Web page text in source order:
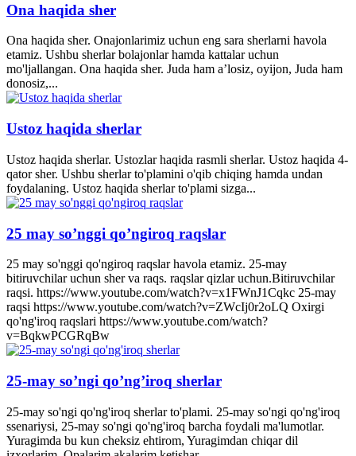
Ona haqida sher
Ona haqida sher. Onajonlarimiz uchun eng sara sherlarni havola
etamiz. Ushbu sherlar bolajonlar hamda kattalar uchun
mo'ljallangan. Ona haqida sher. Juda ham a’losiz, oyijon, Juda ham
donosiz,...
Ustoz haqida sherlar
Ustoz haqida sherlar. Ustozlar haqida rasmli sherlar. Ustoz haqida 4-
qator sher. Ushbu sherlar to'plamini o'qib chiqing hamda undan
foydalaning. Ustoz haqida sherlar to'plami sizga...
25 may so’nggi qo’ngiroq raqslar
25 may so'nggi qo'ngiroq raqslar havola etamiz. 25-may
bitiruvchilar uchun sher va raqs. raqslar qizlar uchun.Bitiruvchilar
raqsi. https://www.youtube.com/watch?v=x1FWnJ1Cqkc 25-may
raqsi https://www.youtube.com/watch?v=ZWcIj0r2oLQ Oxirgi
qo'ng'iroq raqslari https://www.youtube.com/watch?
v=BqkwPCGRqBw
25-may so’ngi qo’ng’iroq sherlar
25-may so'ngi qo'ng'iroq sherlar to'plami. 25-may so'ngi qo'ng'iroq
ssenariysi, 25-may so'ngi qo'ng'iroq barcha foydali ma'lumotlar.
Yuragimda bu kun cheksiz ehtirom, Yuragimdan chiqar dil